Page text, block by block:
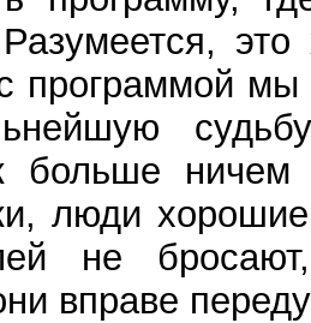
программой мы
больше
люди
не
вправе